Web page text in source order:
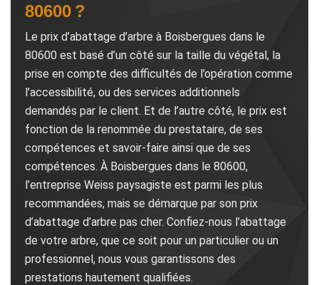
80600 ?
Le prix d’abattage d’arbre à Boisbergues dans le
80600 est basé d’un côté sur la taille du végétal, la
prise en compte des difficultés de l’opération comme
l’accessibilité, ou des services additionnels
demandés par le client. Et de l’autre côté, le prix est
fonction de la renommée du prestataire, de ses
compétences et savoir-faire ainsi que de ses
compétences. À Boisbergues dans le 80600,
l’entreprise Weiss paysagiste est parmi les plus
recommandées, mais se démarque par son prix
d’abattage d’arbre pas cher. Confiez-nous l’abattage
de votre arbre, que ce soit pour un particulier ou un
professionnel, nous vous garantissons des
prestations hautement qualifiées.